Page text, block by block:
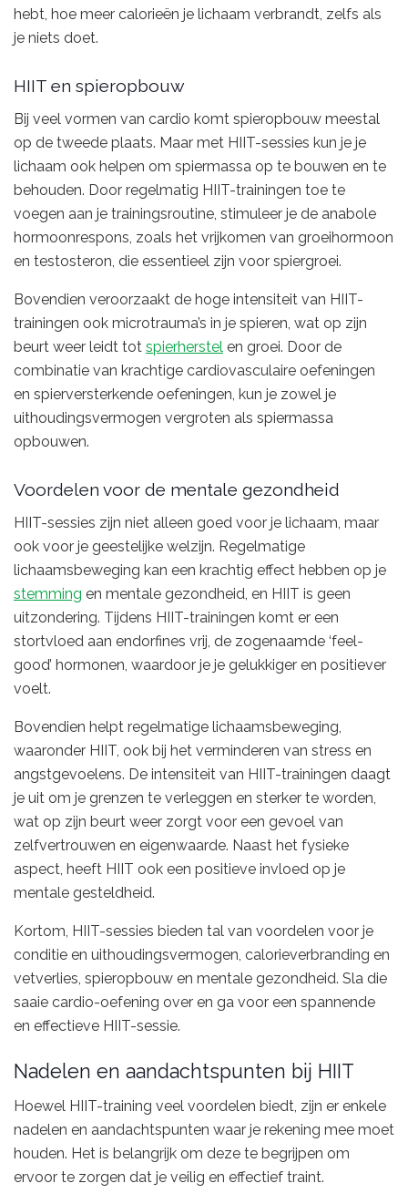
hebt, hoe meer calorieën je lichaam verbrandt, zelfs als
je niets doet.
HIIT en spieropbouw
Bij veel vormen van cardio komt spieropbouw meestal
op de tweede plaats. Maar met HIIT-sessies kun je je
lichaam ook helpen om spiermassa op te bouwen en te
behouden. Door regelmatig HIIT-trainingen toe te
voegen aan je trainingsroutine, stimuleer je de anabole
hormoonrespons, zoals het vrijkomen van groeihormoon
en testosteron, die essentieel zijn voor spiergroei.
Bovendien veroorzaakt de hoge intensiteit van HIIT-
trainingen ook microtrauma’s in je spieren, wat op zijn
beurt weer leidt tot spierherstel en groei. Door de
combinatie van krachtige cardiovasculaire oefeningen
en spierversterkende oefeningen, kun je zowel je
uithoudingsvermogen vergroten als spiermassa
opbouwen.
Voordelen voor de mentale gezondheid
HIIT-sessies zijn niet alleen goed voor je lichaam, maar
ook voor je geestelijke welzijn. Regelmatige
lichaamsbeweging kan een krachtig effect hebben op je
stemming en mentale gezondheid, en HIIT is geen
uitzondering. Tijdens HIIT-trainingen komt er een
stortvloed aan endorfines vrij, de zogenaamde ‘feel-
good’ hormonen, waardoor je je gelukkiger en positiever
voelt.
Bovendien helpt regelmatige lichaamsbeweging,
waaronder HIIT, ook bij het verminderen van stress en
angstgevoelens. De intensiteit van HIIT-trainingen daagt
je uit om je grenzen te verleggen en sterker te worden,
wat op zijn beurt weer zorgt voor een gevoel van
zelfvertrouwen en eigenwaarde. Naast het fysieke
aspect, heeft HIIT ook een positieve invloed op je
mentale gesteldheid.
Kortom, HIIT-sessies bieden tal van voordelen voor je
conditie en uithoudingsvermogen, calorieverbranding en
vetverlies, spieropbouw en mentale gezondheid. Sla die
saaie cardio-oefening over en ga voor een spannende
en effectieve HIIT-sessie.
Nadelen en aandachtspunten bij HIIT
Hoewel HIIT-training veel voordelen biedt, zijn er enkele
nadelen en aandachtspunten waar je rekening mee moet
houden. Het is belangrijk om deze te begrijpen om
ervoor te zorgen dat je veilig en effectief traint.